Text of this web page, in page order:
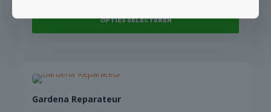
OPTIES SELECTEREN
meerdere
variaties.
Gardena Reparateur